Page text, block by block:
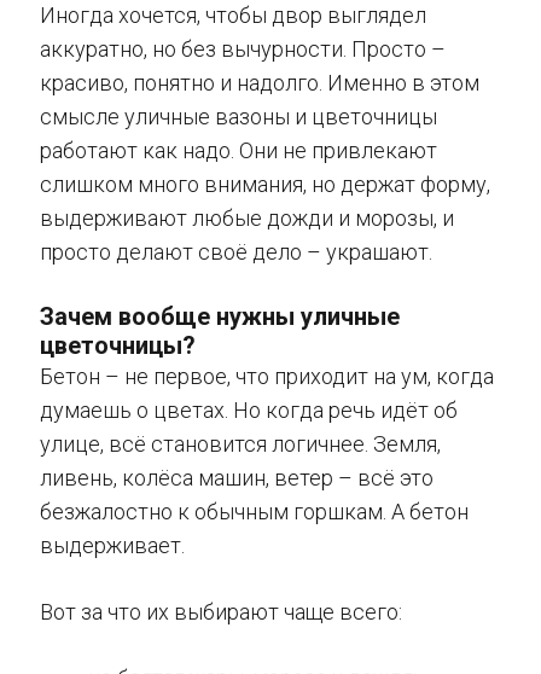
Иногда хочется, чтобы двор выглядел
аккуратно, но без вычурности. Просто –
красиво, понятно и надолго. Именно в этом
смысле уличные вазоны и цветочницы
работают как надо. Они не привлекают
слишком много внимания, но держат форму,
выдерживают любые дожди и морозы, и
просто делают своё дело – украшают.
Зачем вообще нужны уличные
цветочницы?
Бетон – не первое, что приходит на ум, когда
думаешь о цветах. Но когда речь идёт об
улице, всё становится логичнее. Земля,
ливень, колёса машин, ветер – всё это
безжалостно к обычным горшкам. А бетон
выдерживает.
Вот за что их выбирают чаще всего: